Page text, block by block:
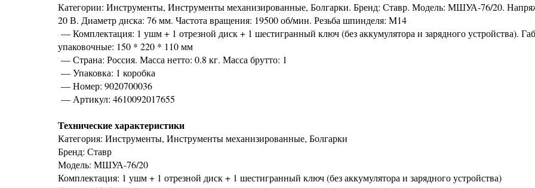
Категории: Инструменты, Инструменты механизированные, Болгарки. Бренд: Ставр. Модель: МШУА-76/20.
20 В. Диаметр диска: 76 мм. Частота вращения: 19500 об/мин. Резьба шпинделя: M14
— Комплектация: 1 ушм + 1 отрезной диск + 1 шестигранный ключ (без аккумулятора и зарядного устройства).
упаковочные: 150 * 220 * 110 мм
— Страна: Россия. Масса нетто: 0.8 кг. Масса брутто: 1
— Упаковка: 1 коробка
— Номер: 9020700036
— Артикул: 4610092017655
Технические характеристики
Категория: Инструменты, Инструменты механизированные, Болгарки
Бренд: Ставр
Модель: МШУА-76/20
Комплектация: 1 ушм + 1 отрезной диск + 1 шестигранный ключ (без аккумулятора и зарядного устройства)